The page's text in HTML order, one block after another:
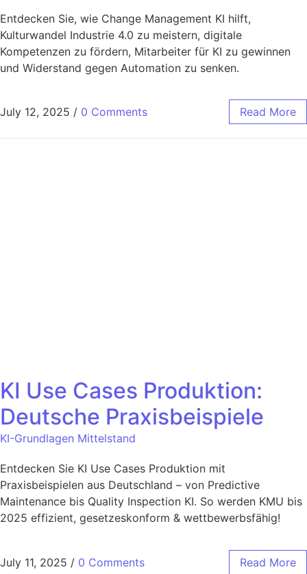
Entdecken Sie, wie Change Management KI hilft,
Kulturwandel Industrie 4.0 zu meistern, digitale
Kompetenzen zu fördern, Mitarbeiter für KI zu gewinnen
und Widerstand gegen Automation zu senken.
July 12, 2025 / 0 Comments Read More
KI Use Cases Produktion:
Deutsche Praxisbeispiele
KI-Grundlagen Mittelstand
Entdecken Sie KI Use Cases Produktion mit
Praxisbeispielen aus Deutschland – von Predictive
Maintenance bis Quality Inspection KI. So werden KMU bis
2025 effizient, gesetzeskonform & wettbewerbsfähig!
July 11, 2025 / 0 Comments Read More